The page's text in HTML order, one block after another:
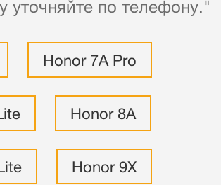
уточняйте по телефону."
Honor 7A Pro
Honor 8A
Honor 9X